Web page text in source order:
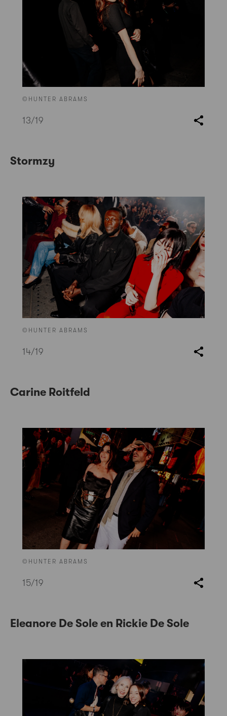
©HUNTER ABRAMS
13/19
Stormzy
©HUNTER ABRAMS
14/19
Carine Roitfeld
©HUNTER ABRAMS
15/19
Eleanore De Sole en Rickie De Sole